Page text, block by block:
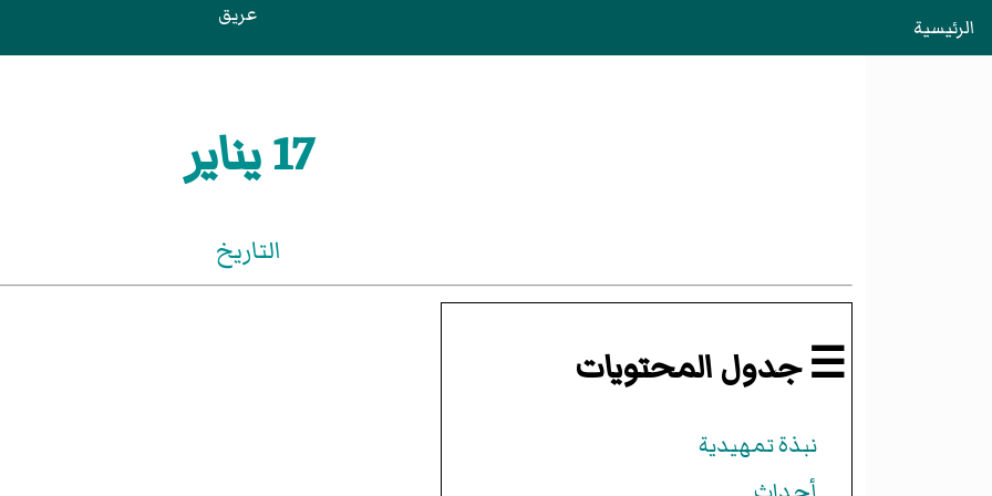
الرئيسية عريق
17 يناير
التاريخ
☰ جدول المحتويات
نبذة تمهيدية